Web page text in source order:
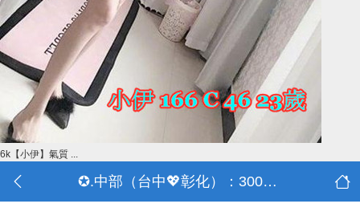
6k【小伊】氣質 ...
✪.中部（台中💖彰化）：3000-30000